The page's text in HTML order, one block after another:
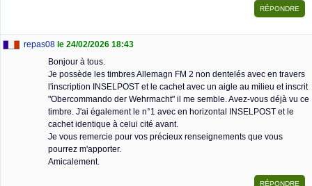
repas08 le 24/02/2026 18:43
Bonjour à tous.
Je possède les timbres Allemagn FM 2 non dentelés avec en travers
l'inscription INSELPOST et le cachet avec un aigle au milieu et inscrit
"Obercommando der Wehrmacht" il me semble. Avez-vous déjà vu ce
timbre. J'ai également le n°1 avec en horizontal INSELPOST et le
cachet identique à celui cité avant.
Je vous remercie pour vos précieux renseignements que vous
pourrez m'apporter.
Amicalement.